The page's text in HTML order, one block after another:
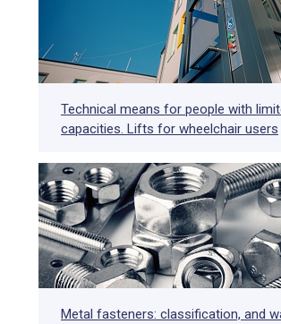
Technical means for people with
capacities. Lifts for wheelchair users
Metal fasteners: classification, and